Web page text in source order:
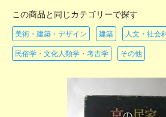
この商品と同じカテゴリーで探す
美術・建築・デザイン 建築 人文・社会
民俗学・文化人類学・考古学 その他